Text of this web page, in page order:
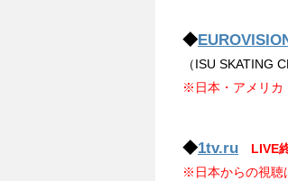
◆
（ISU SKATING
※日本・アメリカ
◆1tv.ru
LIVE
※日本からの視聴